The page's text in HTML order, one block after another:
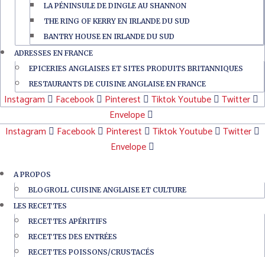
LA PÉNINSULE DE DINGLE AU SHANNON
THE RING OF KERRY EN IRLANDE DU SUD
BANTRY HOUSE EN IRLANDE DU SUD
ADRESSES EN FRANCE
EPICERIES ANGLAISES ET SITES PRODUITS BRITANNIQUES
RESTAURANTS DE CUISINE ANGLAISE EN FRANCE
Instagram Facebook Pinterest TiktokYoutube
Twitter
Envelope
Instagram
Facebook Pinterest TiktokYoutube
Twitter
Envelope
A PROPOS
BLOGROLL CUISINE ANGLAISE ET CULTURE
LES RECETTES
RECETTES APÉRITIFS
RECETTES DES ENTRÉES
RECETTES POISSONS/CRUSTACÉS